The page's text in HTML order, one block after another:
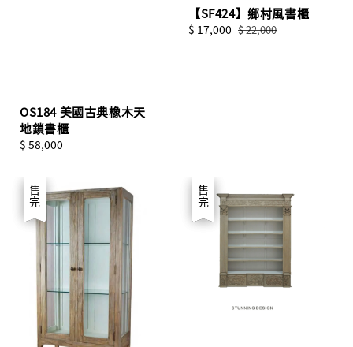
OS184 美國古典橡木天
地鎖書櫃
Regular
$ 58,000
【SF424】鄉村風書櫃
Sale
$ 17,000 Regular
$ 22,000
優惠
售完 優惠
售完